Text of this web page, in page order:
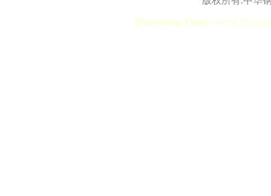
[Processing Time] User:0.28,